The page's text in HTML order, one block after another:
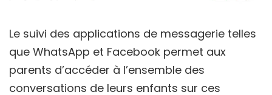
Le suivi des applications de messagerie telles
que WhatsApp et Facebook permet aux
parents d’accéder à l’ensemble des
conversations de leurs enfants sur ces